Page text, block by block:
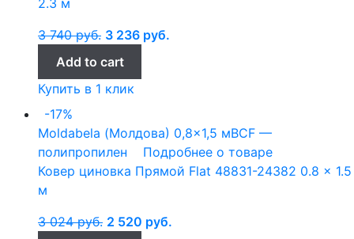
3 740руб. 3 236 руб.
Add to cart
Купить в 1 клик
-17%
Moldabela (Молдова) 0,8x1,5 мBCF —
полипропилен
Подробнее о товаре
Ковер циновка Прямой Flat 48831-24382 0.8 x 1.5
м
3 024руб. 2 520 руб.